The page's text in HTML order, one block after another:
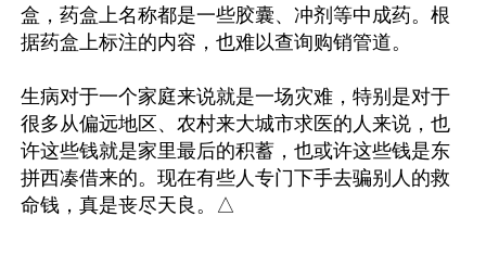
盒，药盒上名称都是一些胶囊、冲剂等中成药。根
据药盒上标注的内容，也难以查询购销管道。
生病对于一个家庭来说就是一场灾难，特别是对于
很多从偏远地区、农村来大城市求医的人来说，也
许这些钱就是家里最后的积蓄，也或许这些钱是东
拼西凑借来的。现在有些人专门下手去骗别人的救